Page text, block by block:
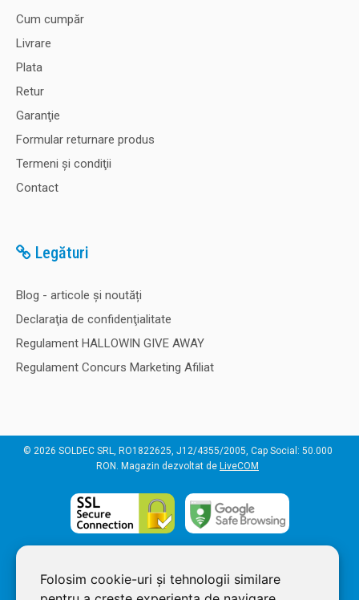
Folosim cookie-uri și tehnologii similare
Cum cumpăr
Livrare
Plata
Retur
Garanţie
Formular returnare produs
Termeni şi condiţii
Contact
Legături
Blog - articole și noutăți
Declaraţia de confidenţialitate
Regulament HALLOWIN GIVE AWAY
Regulament Concurs Marketing Afiliat
© 2026 SOLDEC SRL, RO1822625, J12/4355/2005, Cap Social: 50.000
RON. Magazin dezvoltat de LiveCOM